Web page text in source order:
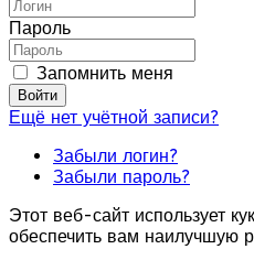
Пароль
Запомнить меня
Войти
Ещё нет учётной записи?
Забыли логин?
Забыли пароль?
Этот веб-сайт использует
обеспечить вам наилучшую